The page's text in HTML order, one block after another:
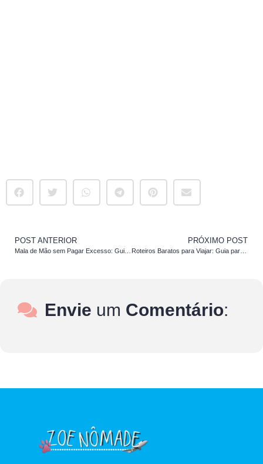
POST ANTERIOR PRÓXIMO POST
Roteiros Baratos para Viajar: Guia para Conhecer o Brasil Gastando Pouco
Envie um Comentário: